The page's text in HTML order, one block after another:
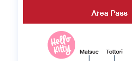
Area Pass